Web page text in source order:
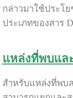
กล่าวมาใช้ประโ
ประเภทของสาร
แหล่งที่พบแล
สำหรับแหล่งที่พบ